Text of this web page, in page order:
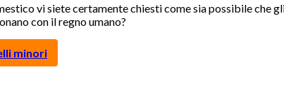
vi siete certamente chiesti come sia possibile che
con il regno umano?
minori